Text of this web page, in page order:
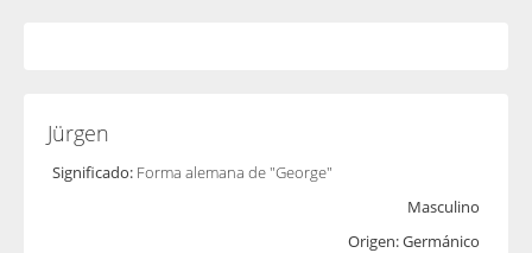
Jürgen
Significado: Forma alemana de "George"
Masculino
Origen: Germánico